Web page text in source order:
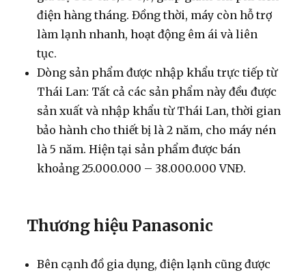
điện hàng tháng. Đồng thời, máy còn hỗ trợ
làm lạnh nhanh, hoạt động êm ái và liên
tục.
Dòng sản phẩm được nhập khẩu trực tiếp từ
Thái Lan: Tất cả các sản phẩm này đều được
sản xuất và nhập khẩu từ Thái Lan, thời gian
bảo hành cho thiết bị là 2 năm, cho máy nén
là 5 năm. Hiện tại sản phẩm được bán
khoảng 25.000.000 – 38.000.000 VNĐ.
Thương hiệu Panasonic
Bên cạnh đồ gia dụng, điện lạnh cũng được